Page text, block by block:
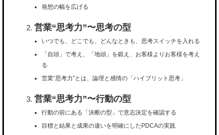
発想の幅を広げる
営業“思考力”〜思考の型
いつでも、どこでも、どんなときも、思考スイッチを入れる
「自頭」で考え、「地頭」を鍛え、お客様よりお客様を考え
る
営業“思考力”とは、論理と感情の「ハイブリット思考」
営業“思考力”〜行動の型
行動の前にある「決断の型」で意志決定を確認する
目標と結果と成果の違いを明確にしたPDCAの実践